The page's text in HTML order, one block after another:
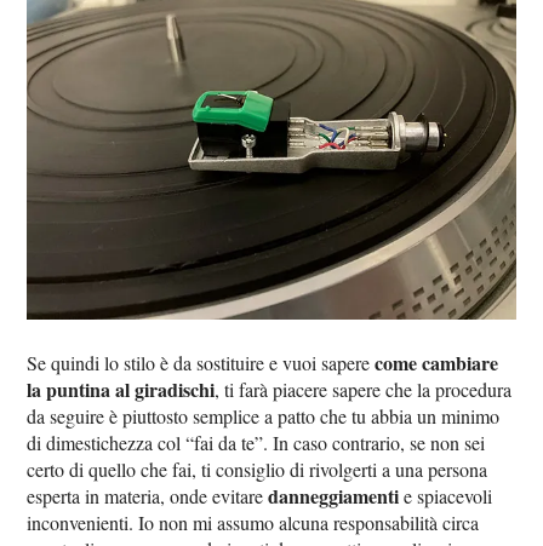
Se quindi lo stilo è da sostituire e vuoi saperecome cambiare
la puntina al giradischi, ti farà piacere sapere che la procedura
da seguire è piuttosto semplice a patto che tu abbia un minimo
di dimestichezza col “fai da te”. In caso contrario, se non sei
certo di quello che fai, ti consiglio di rivolgerti a una persona
esperta in materia, onde evitaredanneggiamentie spiacevoli
inconvenienti. Io non mi assumo alcuna responsabilità circa